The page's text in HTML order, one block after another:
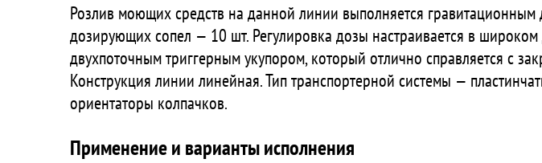
Розлив моющих средств на данной линии выполняется
дозирующих сопел — 10 шт. Регулировка дозы настраивается в
двухпоточным триггерным укупором, который отлично справляется с
Конструкция линии линейная. Тип транспортерной системы —
ориентаторы колпачков.
Применение и варианты исполнения